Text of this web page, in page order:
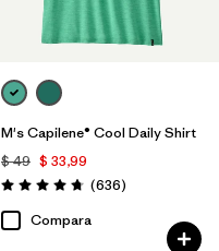
M's Capilene® Cool Daily Shirt
$ 49 $ 33,99
Valoración: 4.7 / 5
(636Comentarios
)
Compara